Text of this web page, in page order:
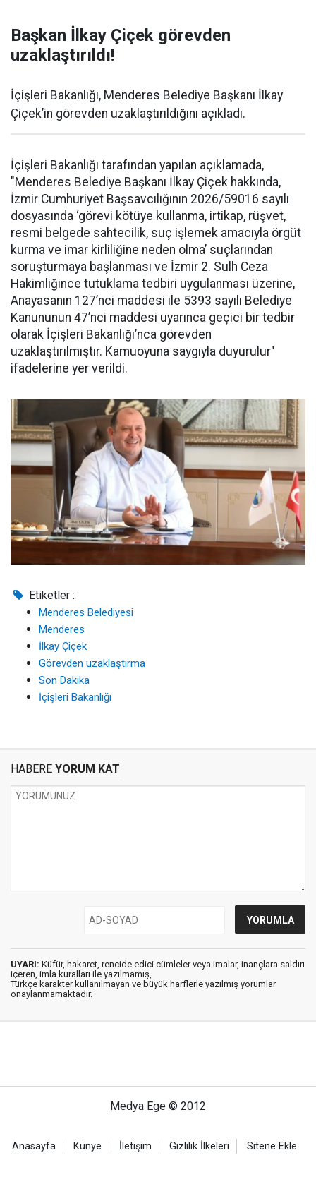
Başkan İlkay Çiçek görevden
uzaklaştırıldı!
İçişleri Bakanlığı, Menderes Belediye Başkanı İlkay
Çiçek’in görevden uzaklaştırıldığını açıkladı.
İçişleri Bakanlığı tarafından yapılan açıklamada,
"Menderes Belediye Başkanı İlkay Çiçek hakkında,
İzmir Cumhuriyet Başsavcılığının 2026/59016 sayılı
dosyasında ‘görevi kötüye kullanma, irtikap, rüşvet,
resmi belgede sahtecilik, suç işlemek amacıyla örgüt
kurma ve imar kirliliğine neden olma’ suçlarından
soruşturmaya başlanması ve İzmir 2. Sulh Ceza
Hakimliğince tutuklama tedbiri uygulanması üzerine,
Anayasanın 127’nci maddesi ile 5393 sayılı Belediye
Kanununun 47’nci maddesi uyarınca geçici bir tedbir
olarak İçişleri Bakanlığı’nca görevden
uzaklaştırılmıştır. Kamuoyuna saygıyla duyurulur"
ifadelerine yer verildi.
Etiketler :
Menderes Belediyesi
Menderes
İlkay Çiçek
Görevden uzaklaştırma
Son Dakika
İçişleri Bakanlığı
HABERE YORUM KAT
UYARI: Küfür, hakaret, rencide edici cümleler veya imalar, inançlara saldırı
içeren, imla kuralları ile yazılmamış,
Türkçe karakter kullanılmayan ve büyük harflerle yazılmış yorumlar
onaylanmamaktadır.
Medya Ege © 2012
Anasayfa Künye İletişim Gizlilik İlkeleri Sitene Ekle